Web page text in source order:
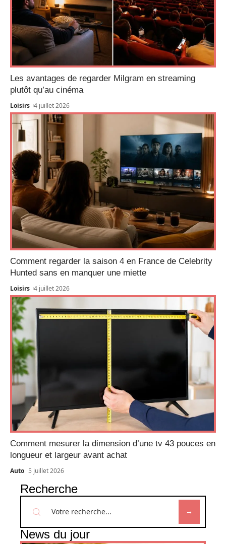
Les avantages de regarder Milgram en streaming
plutôt qu’au cinéma
Loisirs 4 juillet 2026
Comment regarder la saison 4 en France de Celebrity
Hunted sans en manquer une miette
Loisirs 4 juillet 2026
Comment mesurer la dimension d’une tv 43 pouces en
longueur et largeur avant achat
Auto 5 juillet 2026
Recherche
News du jour